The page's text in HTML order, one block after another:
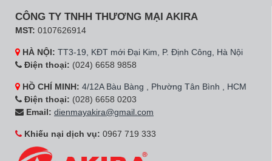
CÔNG TY TNHH THƯƠNG MẠI AKIRA
MST: 0107626914
HÀ NỘI: TT3-19, KĐT mới Đại Kim, P. Định Công, Hà Nội
Điện thoại: (024) 6658 9858
HỒ CHÍ MINH: 4/12A Bàu Bàng , Phường Tân Bình , HCM
Điện thoại: (028) 6658 0203
Email: dienmayakira@gmail.com
Khiếu nại dịch vụ: 0967 719 333